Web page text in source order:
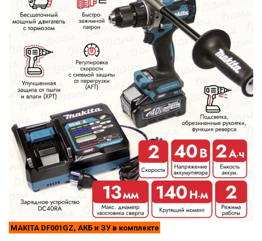
MAKITA DF001GZ, АКБ и ЗУ в комплекте